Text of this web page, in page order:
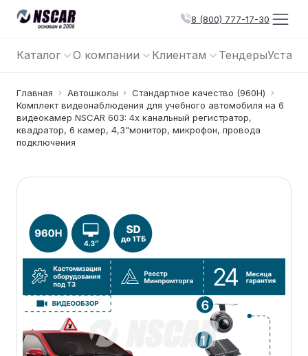
8 (800) 777-17-30
Каталог О компании Клиентам Тендеры
Главная Автошколы
Cтандартное качество (960Н)
Комплект видеонаблюдения для учебного автомобиля на 6
видеокамер NSCAR 603: 4х канальный регистратор,
квадратор, 6 камер, 4,3"монитор, микрофон, провода
подключения